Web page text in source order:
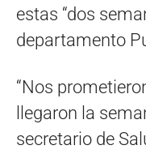
estas “dos
departamento
“Nos
llegaron la
secretario de